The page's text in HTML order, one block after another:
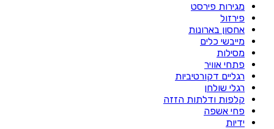
מגירות פירסט
פירזול
אחסון בארונות
מייבשי כלים
מסילות
פתחי אוויר
רגליים דקורטיביות
רגלי שולחן
קלפות ודלתות הזזה
פחי אשפה
ידיות